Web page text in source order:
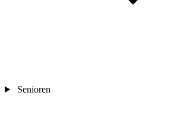
Senioren